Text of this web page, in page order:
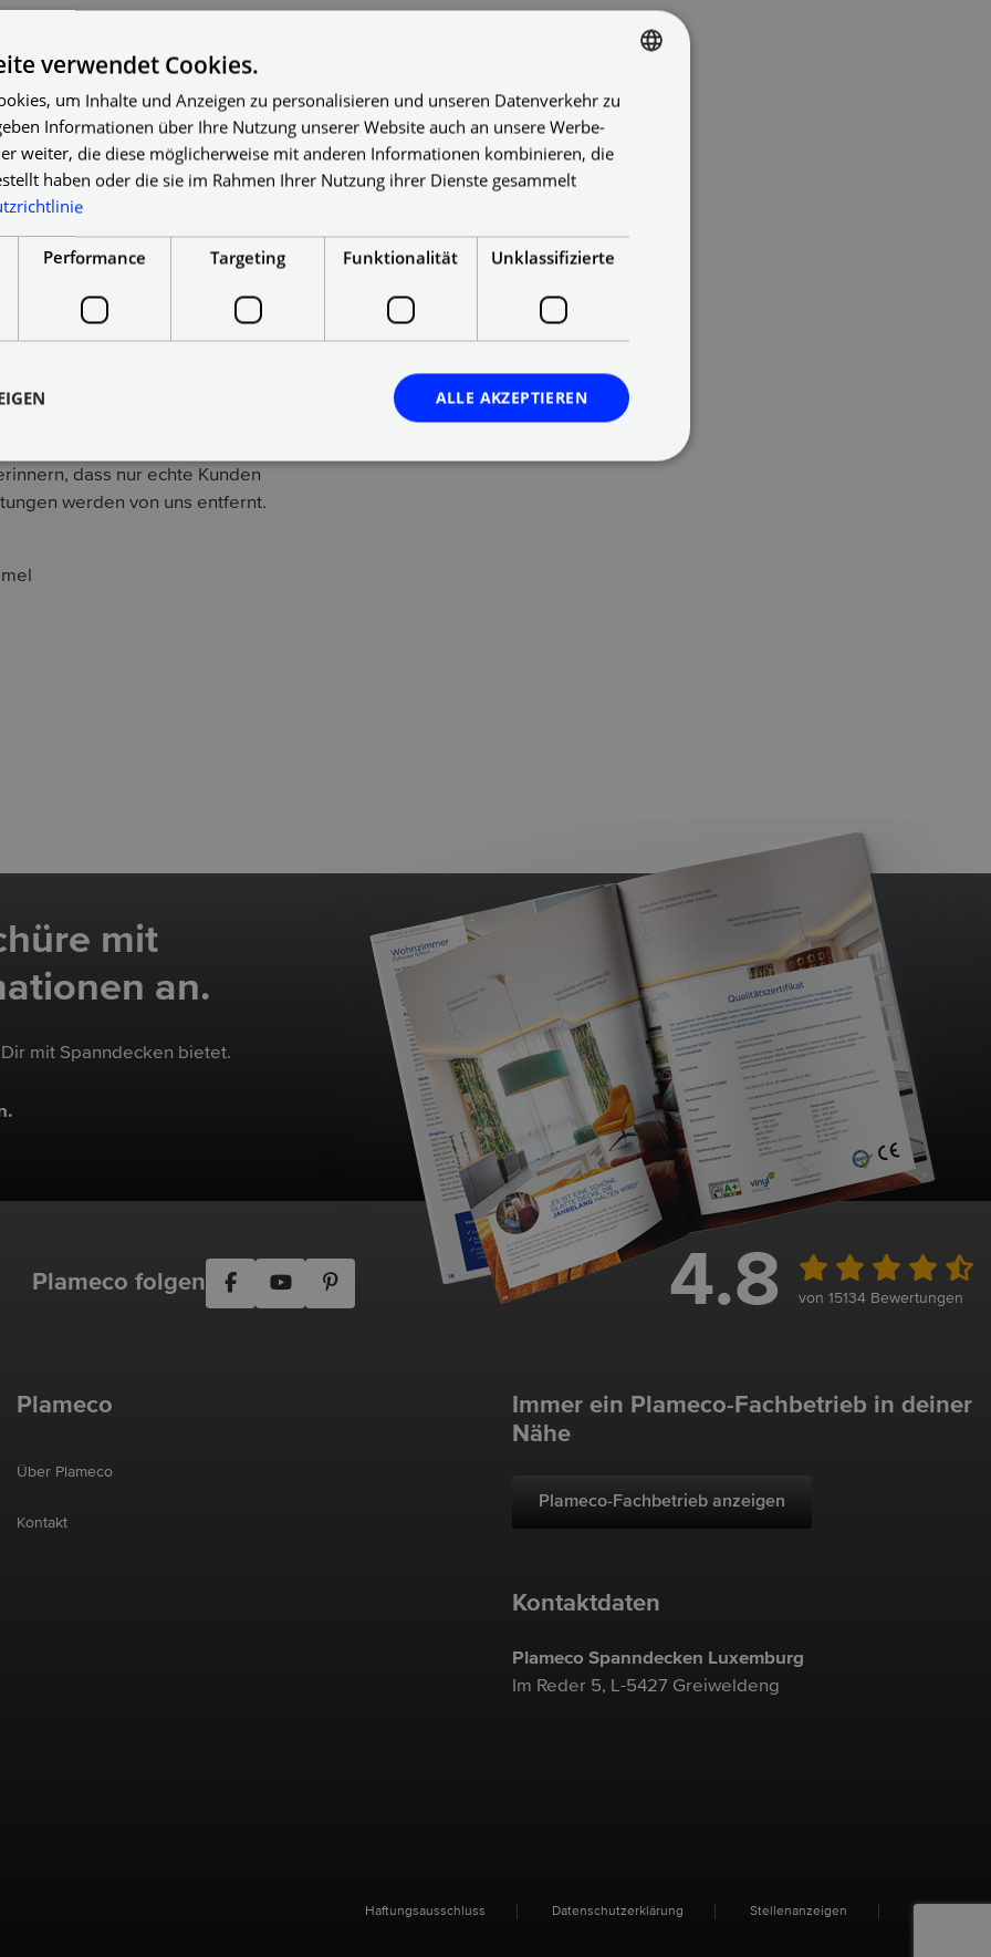
von Plameco unberechtigt
Diese
Internetveröffentlichung in Bezug auf
dieser Webseite unkorrekt sind
das keinen Effekt oder Einfluss auf
werden von Dritten gesammelt und auf
von Personen, die einen Kauf bei unseren
Fall ist, weil z. B. Produkte oder
oder eine bezahlte Partnerschaft
Wir setzen alles daran, gefälschte
bei Unternehmensschulungen mit
dass nur echte Kunden
werden von uns entfernt.
mit
an.
mit Spanndecken bietet.
Plameco folgen 4.8 von 15134 Bewertungen
Plameco
Über Plameco
Kontakt
Immer ein Plameco-Fachbetrieb in deiner
Nähe
Plameco-Fachbetrieb anzeigen
Kontaktdaten
Plameco Spanndecken Luxemburg
Im Reder 5, L-5427 Greiweldeng
Haftungsausschluss Datenschutzerklärung Stellenanzeigen
GERMAN
ENGLISH
verwendet Cookies.
um Inhalte und Anzeigen zu personalisieren und unseren Datenverkehr zu
Informationen über Ihre Nutzung unserer Website auch an unsere Werbe-
weiter, die diese möglicherweise mit anderen Informationen kombinieren, die
haben oder die sie im Rahmen Ihrer Nutzung ihrer Dienste gesammelt
Performance Targeting Funktionalität Unklassifizierte
ALLE AKZEPTIEREN